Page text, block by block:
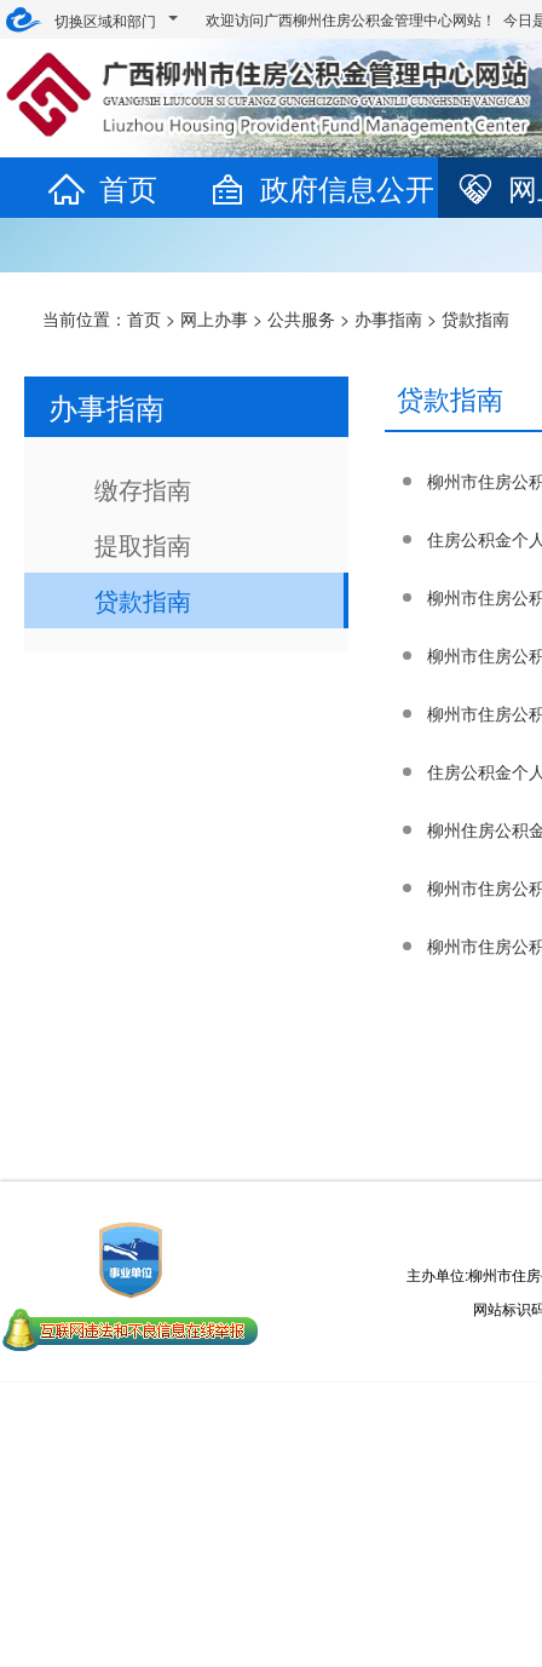
切换区域和部门 欢迎访问广西柳州住房公积金管理中心网站！ 今日
首页 政府信息公开
当前位置： 首页 > 网上办事 > 公共服务 > 办事指南 > 贷款指南
办事指南
缴存指南
提取指南
贷款指南
贷款指南
柳州市住房公
住房公积金个
柳州市住房公
柳州市住房公
柳州市住房公
住房公积金个
柳州住房公积
柳州市住房公
柳州市住房公
主办单位:柳州市住
网站标识